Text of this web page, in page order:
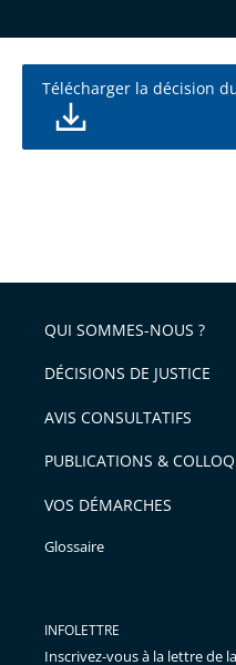
Télécharger la décision
QUI SOMMES-NOUS ?
DÉCISIONS DE JUSTICE
AVIS CONSULTATIFS
PUBLICATIONS &
VOS DÉMARCHES
Glossaire
INFOLETTRE
Inscrivez-vous à la lettre de